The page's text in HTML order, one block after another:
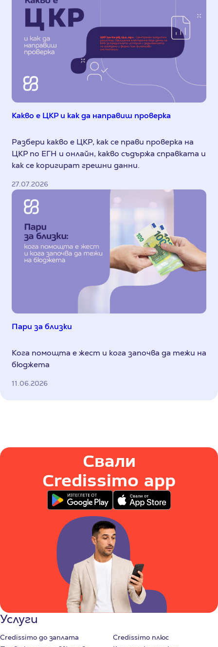
Какво е ЦКР и как да направиш проверка
Разбери какво е ЦКР, как се прави проверка на
ЦКР по ЕГН и онлайн, какво съдържа справката и
как се коригират грешни данни.
27.07.2026
Пари за близки
Кога помощта е жест и кога започва да тежи на
бюджета
11.06.2026
Свали
Credissimo app
Услуги
Credissimo до заплата
Credissimo плюс